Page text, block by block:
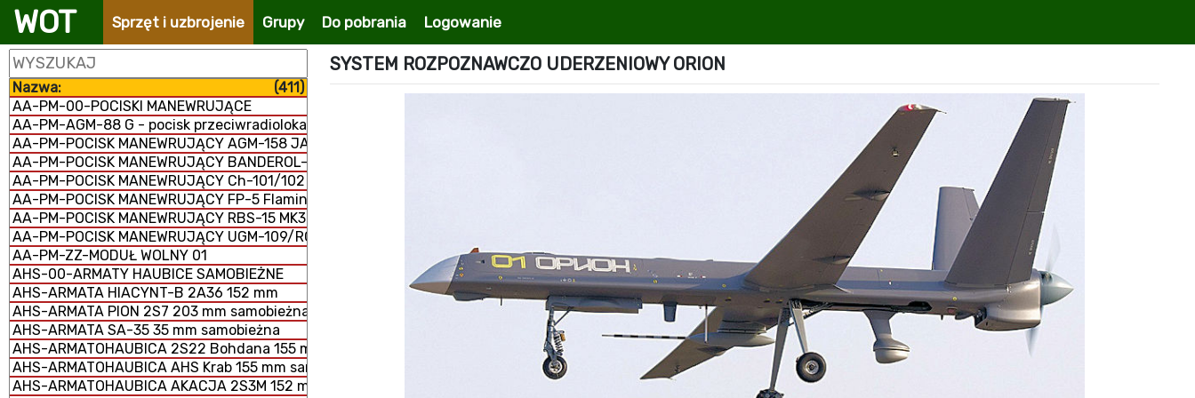
WOT Sprzęt i uzbrojenie Grupy Do pobrania Logowanie
Nazwa:
(411)
AA-PM-00-POCISKI MANEWRUJĄCE
AA-PM-AGM-88 G - pocisk przeciwradiolokacyjny
AA-PM-POCISK MANEWRUJĄCY AGM-158 JASSM
AA-PM-POCISK MANEWRUJĄCY BANDEROL-S8000
AA-PM-POCISK MANEWRUJĄCY Ch-101/102
AA-PM-POCISK MANEWRUJĄCY FP-5 Flamingo
AA-PM-POCISK MANEWRUJĄCY RBS-15 MK3
AA-PM-POCISK MANEWRUJĄCY UGM-109/RGM-109/BGM-109 Tomahawk
AA-PM-ZZ-MODUŁ WOLNY 01
AHS-00-ARMATY HAUBICE SAMOBIEŻNE
AHS-ARMATA HIACYNT-B 2A36 152 mm
AHS-ARMATA PION 2S7 203 mm samobieżna
AHS-ARMATA SA-35 35 mm samobieżna
AHS-ARMATOHAUBICA 2S22 Bohdana 155 mm samobieżna
AHS-ARMATOHAUBICA AHS Krab 155 mm samobieżna
AHS-ARMATOHAUBICA AKACJA 2S3M 152 mm samobieżna
SYSTEM ROZPOZNAWCZO UDERZENIOWY ORION